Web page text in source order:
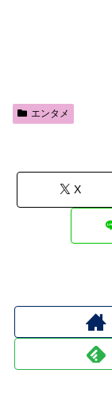
エンタメ
X